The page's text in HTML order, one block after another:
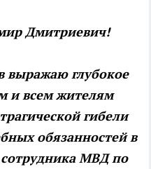
Дмитриевич!
выражаю глубокое
и всем жителям
гибели
обязанностей в
сотрудника МВД по